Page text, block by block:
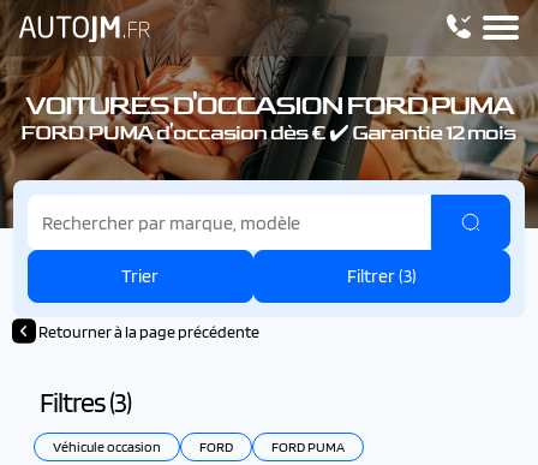
VOITURES D'OCCASION FORD PUMA
FORD PUMA d'occasion dès € ✔️ Garantie 12 mois
Trier Filtrer (3)
Retourner à la page précédente
Filtres (3)
Véhicule occasion FORD FORD PUMA